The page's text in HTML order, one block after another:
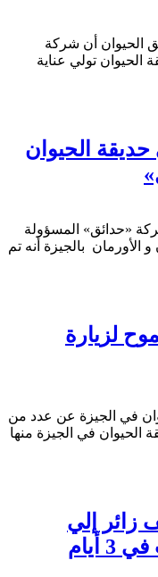
الحيوان أن شركة
تولي عناية
الحيوان
«حدائق» المسؤولة
الأورمان بالجيزة أنه ⁠تم
لزيارة
في الجيزة عن عدد من
الحيوان في الجيزة منها
البيطرية»: 71 ألف زائر إلي